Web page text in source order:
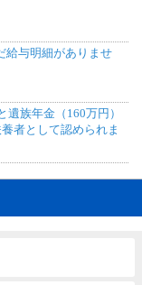
給与明細がありませ
族年金（160万円）
者として認められま